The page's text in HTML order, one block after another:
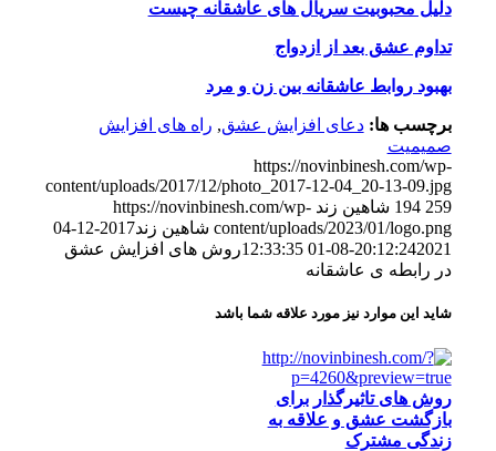
دلیل محبوبیت سریال های عاشقانه چیست
تداوم عشق بعد از ازدواج
بهبود روابط عاشقانه بین زن و مرد
برچسب ها: دعای افزایش عشق, راه های افزایش
صمیمیت
https://novinbinesh.com/wp-
content/uploads/2017/12/photo_2017-12-04_20-13-09.jpg
194 259 شاهین زند https://novinbinesh.com/wp-
content/uploads/2023/01/logo.png شاهین زند
2017-12-04
20:12:242021-08-01 12:33:35
روش های افزایش عشق
در رابطه ی عاشقانه
شاید این موارد نیز مورد علاقه شما باشد
روش های تاثیرگذار برای
بازگشت عشق و علاقه به
زندگی مشترک